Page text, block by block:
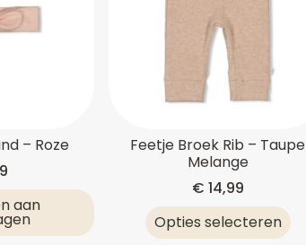
– Roze
aan
Feetje Broek Rib – Taupe
Melange
€ 14,99
Opties selecteren